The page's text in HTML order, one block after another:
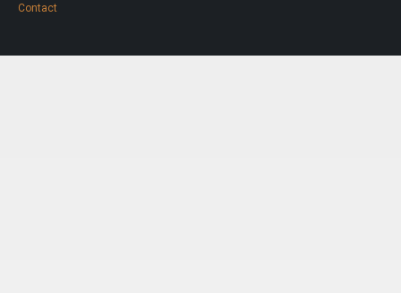
Contact